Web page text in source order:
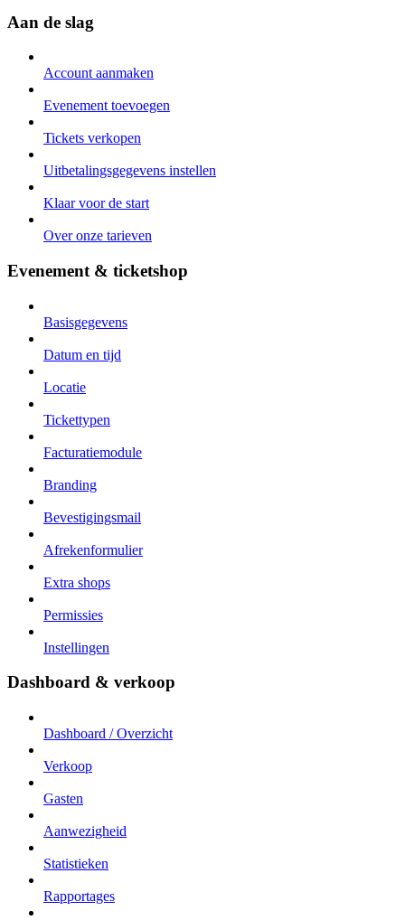
Aan de slag
Account aanmaken
Evenement toevoegen
Tickets verkopen
Uitbetalingsgegevens instellen
Klaar voor de start
Over onze tarieven
Evenement & ticketshop
Basisgegevens
Datum en tijd
Locatie
Tickettypen
Facturatiemodule
Branding
Bevestigingsmail
Afrekenformulier
Extra shops
Permissies
Instellingen
Dashboard & verkoop
Dashboard / Overzicht
Verkoop
Gasten
Aanwezigheid
Statistieken
Rapportages